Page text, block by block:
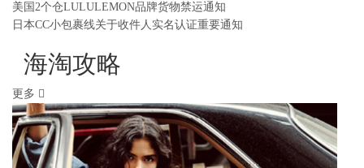
美国2个仓LULULEMON品牌货物禁运通知
日本CC小包裹线关于收件人实名认证重要通知
海淘攻略
更多